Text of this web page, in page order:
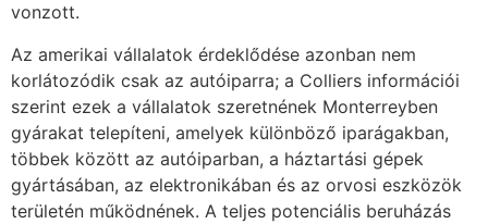
vonzott.
Az amerikai vállalatok érdeklődése azonban nem
korlátozódik csak az autóiparra; a Colliers információi
szerint ezek a vállalatok szeretnének Monterreyben
gyárakat telepíteni, amelyek különböző iparágakban,
többek között az autóiparban, a háztartási gépek
gyártásában, az elektronikában és az orvosi eszközök
területén működnének. A teljes potenciális beruházás